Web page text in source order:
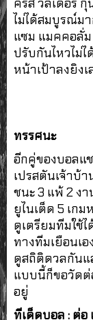
คริส วิลเดอร์
ไม่ได้สมบูรณ์ม
แซม แมคคอลั่
ปรับกันไหวไม่
หน้าเป้าลงยิงเ
ทรรศนะ
อีกคู่ของบอลแ
เปรสตันเจ้าบ้
ชนะ 3 แพ้ 2 ง
ยูไนเต็ด 5 เกม
ดูเตรียมทีมใช้
ทางทีมเยือนเ
ดูสถิติดวลกันแ
แบบนี้ก็ขอวัดต่
อยู่
ทีเด็ดบอล : ต่อ